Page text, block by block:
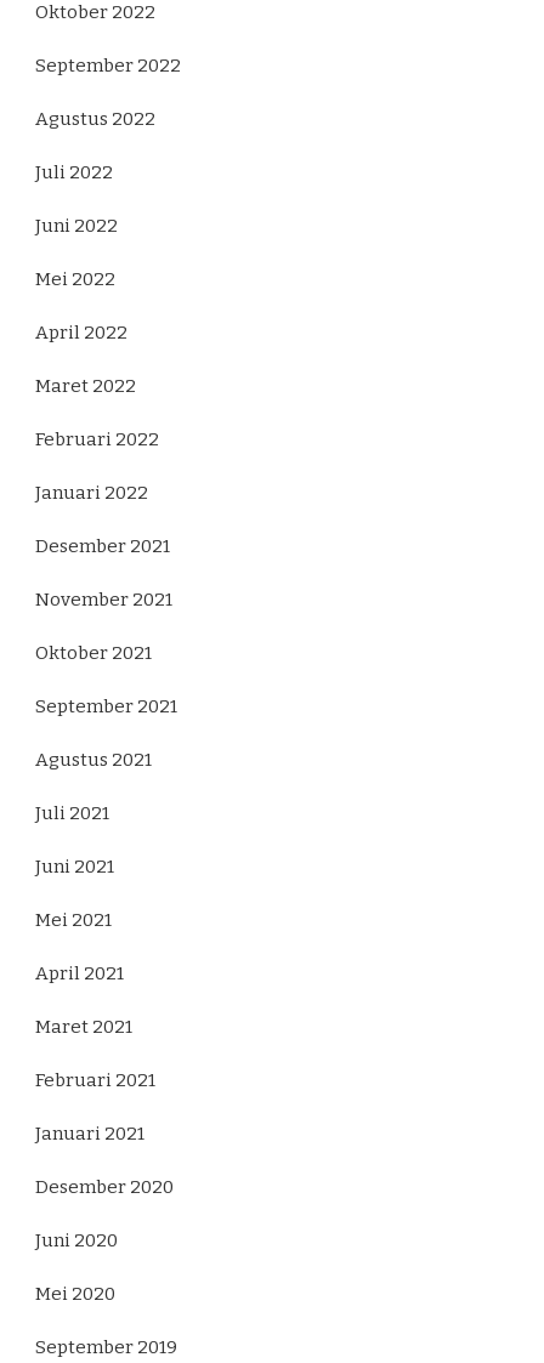
Oktober 2022
September 2022
Agustus 2022
Juli 2022
Juni 2022
Mei 2022
April 2022
Maret 2022
Februari 2022
Januari 2022
Desember 2021
November 2021
Oktober 2021
September 2021
Agustus 2021
Juli 2021
Juni 2021
Mei 2021
April 2021
Maret 2021
Februari 2021
Januari 2021
Desember 2020
Juni 2020
Mei 2020
September 2019